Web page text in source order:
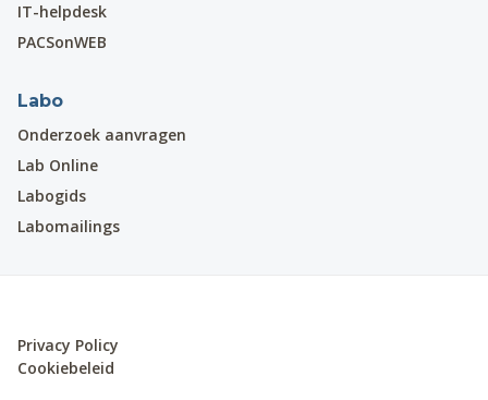
IT-helpdesk
PACSonWEB
Labo
Onderzoek aanvragen
Lab Online
Labogids
Labomailings
Privacy Policy
Cookiebeleid